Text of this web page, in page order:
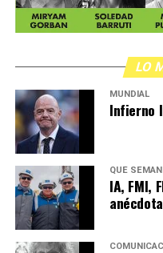
LO
MUNDIAL
Infierno
QUÉ
IA, FMI,